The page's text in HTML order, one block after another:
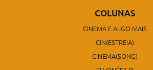
COLUNAS
CINEMA E ALGO MAIS
CIN(ESTREIA)
CINEMA(SONG)